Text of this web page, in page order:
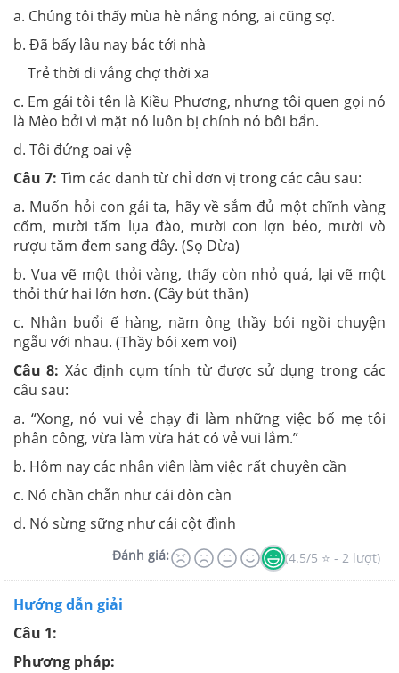
a. Chúng tôi thấy mùa hè nắng nóng, ai cũng sợ.
b. Đã bấy lâu nay bác tới nhà
Trẻ thời đi vắng chợ thời xa
c. Em gái tôi tên là Kiều Phương, nhưng tôi quen gọi nó
là Mèo bởi vì mặt nó luôn bị chính nó bôi bẩn.
d. Tôi đứng oai vệ
Câu 7: Tìm các danh từ chỉ đơn vị trong các câu sau:
a. Muốn hỏi con gái ta, hãy về sắm đủ một chĩnh vàng
cốm, mười tấm lụa đào, mười con lợn béo, mười vò
rượu tăm đem sang đây. (Sọ Dừa)
b. Vua vẽ một thỏi vàng, thấy còn nhỏ quá, lại vẽ một
thỏi thứ hai lớn hơn. (Cây bút thần)
c. Nhân buổi ế hàng, năm ông thầy bói ngồi chuyện
ngẫu với nhau. (Thầy bói xem voi)
Câu 8: Xác định cụm tính từ được sử dụng trong các
câu sau:
a. “Xong, nó vui vẻ chạy đi làm những việc bố mẹ tôi
phân công, vừa làm vừa hát có vẻ vui lắm.”
b. Hôm nay các nhân viên làm việc rất chuyên cần
c. Nó chần chẫn như cái đòn càn
d. Nó sừng sững như cái cột đình
Đánh giá: (4.5/5 ⭐ - 2 lượt)
Hướng dẫn giải
Câu 1:
Phương pháp: